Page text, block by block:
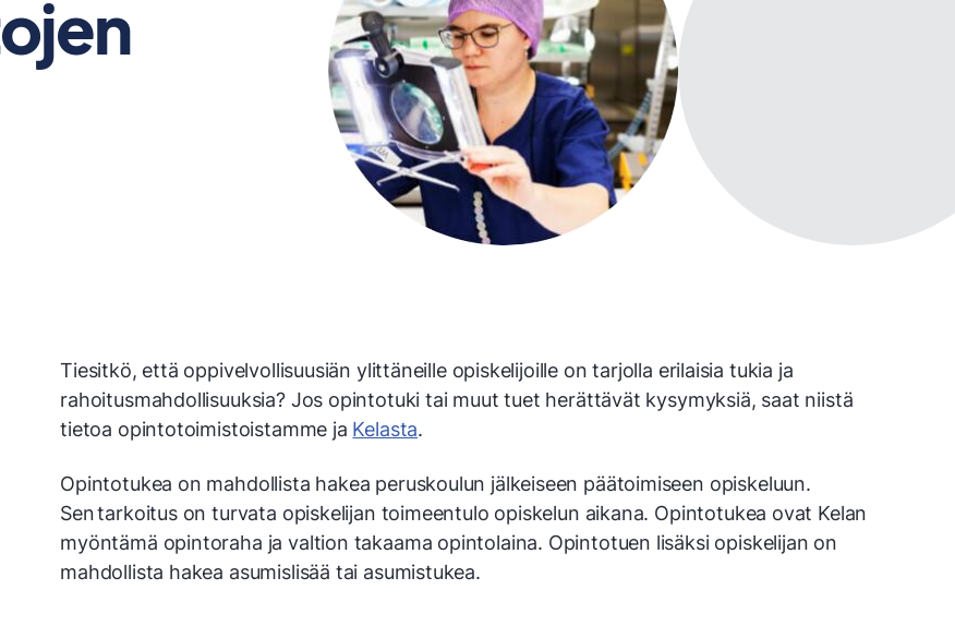
Tiesitkö, että oppivelvollisuusiän ylittäneille opiskelijoille on tarjolla erilaisia tukia ja
rahoitusmahdollisuuksia? Jos opintotuki tai muut tuet herättävät kysymyksiä, saat niistä
tietoa opintotoimistoistamme ja Kelasta.
Opintotukea on mahdollista hakea peruskoulun jälkeiseen päätoimiseen opiskeluun.
Sen tarkoitus on turvata opiskelijan toimeentulo opiskelun aikana. Opintotukea ovat Kelan
myöntämä opintoraha ja valtion takaama opintolaina. Opintotuen lisäksi opiskelijan on
mahdollista hakea asumislisää tai asumistukea.